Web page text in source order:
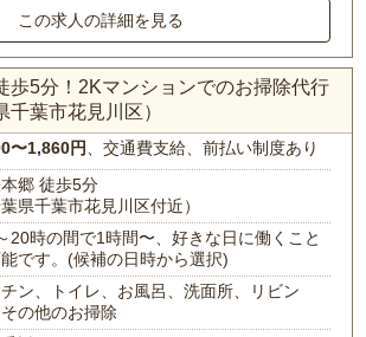
この求人の詳細を見る
歩5分！2Kマンションでのお掃除代行
葉市花見川区）
〜1,860円 、交通費支給、前払い制度あり
郷 徒歩5分
葉県千葉市花見川区付近）
20時の間で1時間〜、好きな日に働くこと
です。(候補の日時から選択)
ン、トイレ、お風呂、洗面所、リビン
の他のお掃除